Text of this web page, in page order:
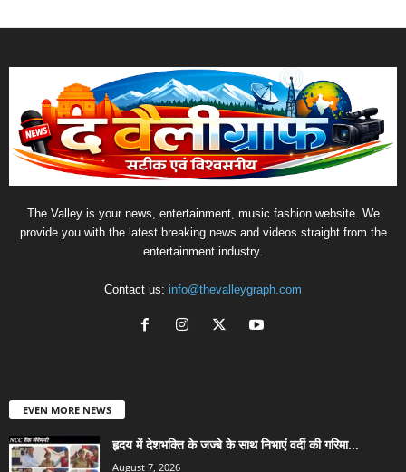
The Valley is your news, entertainment, music fashion website. We
provide you with the latest breaking news and videos straight from the
entertainment industry.
Contact us: info@thevalleygraph.com
EVEN MORE NEWS
हृदय में देशभक्ति के जज्बे के साथ निभाएं वर्दी की गरिमा...
August 7, 2026